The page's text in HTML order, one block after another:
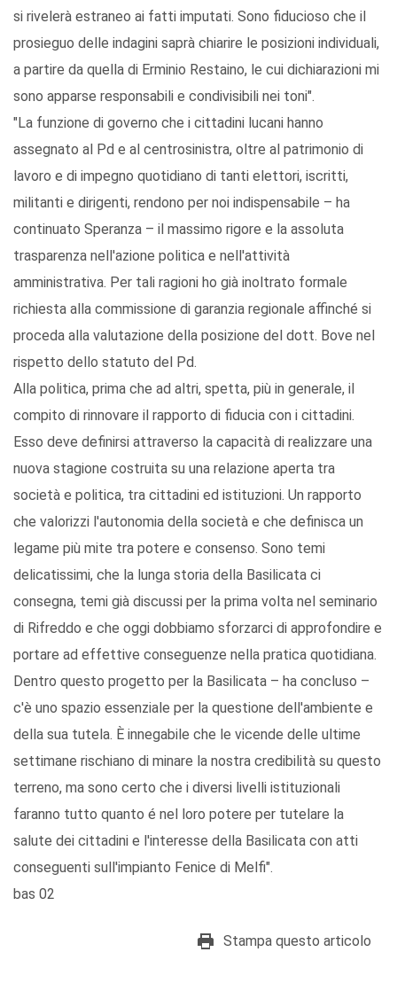
si rivelerà estraneo ai fatti imputati. Sono fiducioso che il
prosieguo delle indagini saprà chiarire le posizioni individuali,
a partire da quella di Erminio Restaino, le cui dichiarazioni mi
sono apparse responsabili e condivisibili nei toni".
"La funzione di governo che i cittadini lucani hanno
assegnato al Pd e al centrosinistra, oltre al patrimonio di
lavoro e di impegno quotidiano di tanti elettori, iscritti,
militanti e dirigenti, rendono per noi indispensabile – ha
continuato Speranza – il massimo rigore e la assoluta
trasparenza nell'azione politica e nell'attività
amministrativa. Per tali ragioni ho già inoltrato formale
richiesta alla commissione di garanzia regionale affinché si
proceda alla valutazione della posizione del dott. Bove nel
rispetto dello statuto del Pd.
Alla politica, prima che ad altri, spetta, più in generale, il
compito di rinnovare il rapporto di fiducia con i cittadini.
Esso deve definirsi attraverso la capacità di realizzare una
nuova stagione costruita su una relazione aperta tra
società e politica, tra cittadini ed istituzioni. Un rapporto
che valorizzi l'autonomia della società e che definisca un
legame più mite tra potere e consenso. Sono temi
delicatissimi, che la lunga storia della Basilicata ci
consegna, temi già discussi per la prima volta nel seminario
di Rifreddo e che oggi dobbiamo sforzarci di approfondire e
portare ad effettive conseguenze nella pratica quotidiana.
Dentro questo progetto per la Basilicata – ha concluso –
c'è uno spazio essenziale per la questione dell'ambiente e
della sua tutela. È innegabile che le vicende delle ultime
settimane rischiano di minare la nostra credibilità su questo
terreno, ma sono certo che i diversi livelli istituzionali
faranno tutto quanto é nel loro potere per tutelare la
salute dei cittadini e l'interesse della Basilicata con atti
conseguenti sull'impianto Fenice di Melfi".
bas 02
Stampa questo articolo